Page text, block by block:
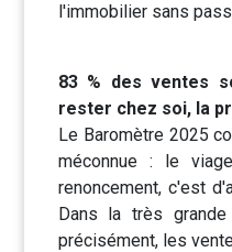
l'immobilier sans
83 % des ventes
rester chez soi, la
Le Baromètre 2025
méconnue : le
renoncement, c'est
Dans la très
précisément, les